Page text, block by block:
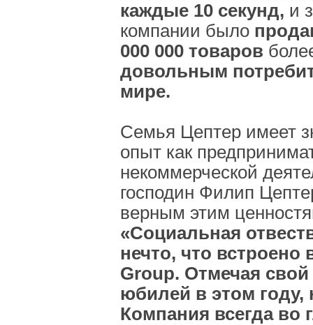
каждые 10 секунд, и
компании было
000 000 товаров
довольным
мире.
Семья Цептер имеет
опыт как
некоммерческой
господин Филип
верным этим
«Социальная
нечто, что встроено
Group. Отмечая свой
юбилей в этом году,
Компания всегда во